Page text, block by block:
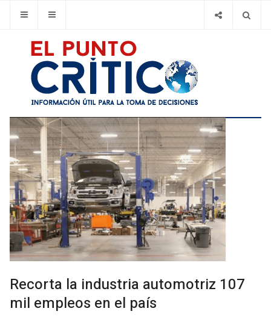
Recorta la industria automotriz 107
mil empleos en el país